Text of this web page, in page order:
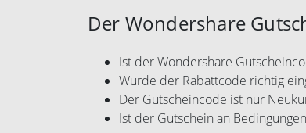
Der Wondershare
Ist der Wondershare
Wurde der Rabattcode richtig
Der Gutscheincode ist nur
Ist der Gutschein an